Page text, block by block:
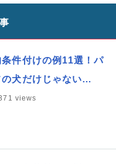
件付けの例11選！パ
の犬だけじゃない…
views